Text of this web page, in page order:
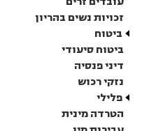
זכויות נשים בהריון
ביטוח
ביטוח סיעודי
דיני פנסיה
נזקי רכוש
פלילי
הטרדה מינית